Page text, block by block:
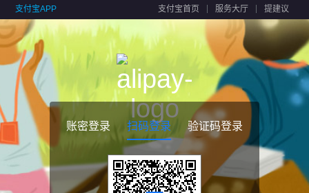
支付宝APP 支付宝首页 服务大厅 提建议
账密登录 扫码登录 验证码登录